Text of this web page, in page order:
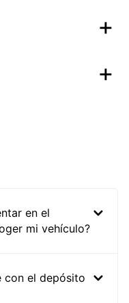
en el
mi vehículo?
con el depósito